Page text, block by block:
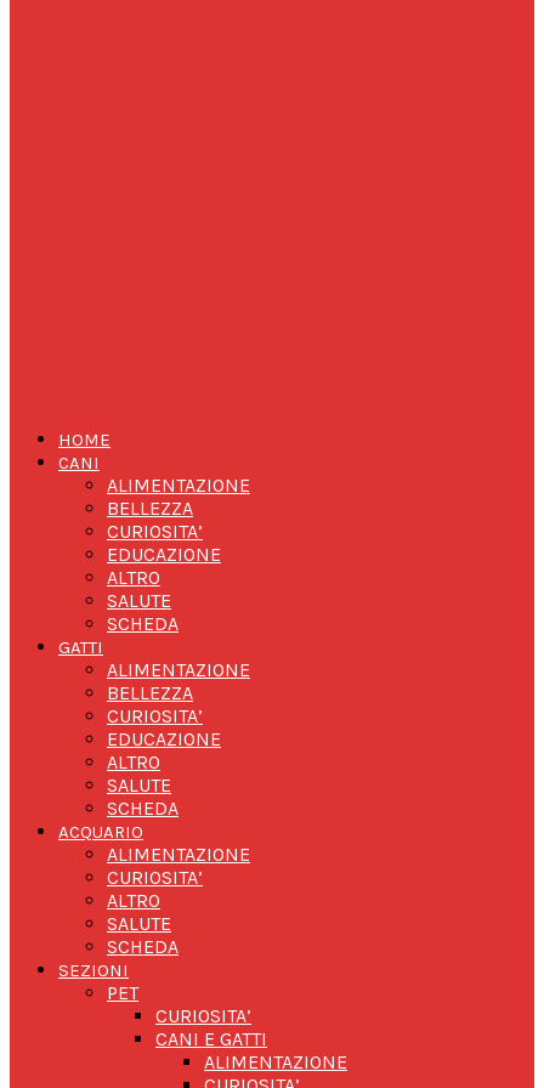
HOME
CANI
ALIMENTAZIONE
BELLEZZA
CURIOSITA’
EDUCAZIONE
ALTRO
SALUTE
SCHEDA
GATTI
ALIMENTAZIONE
BELLEZZA
CURIOSITA’
EDUCAZIONE
ALTRO
SALUTE
SCHEDA
ACQUARIO
ALIMENTAZIONE
CURIOSITA’
ALTRO
SALUTE
SCHEDA
SEZIONI
PET
CURIOSITA’
CANI E GATTI
ALIMENTAZIONE